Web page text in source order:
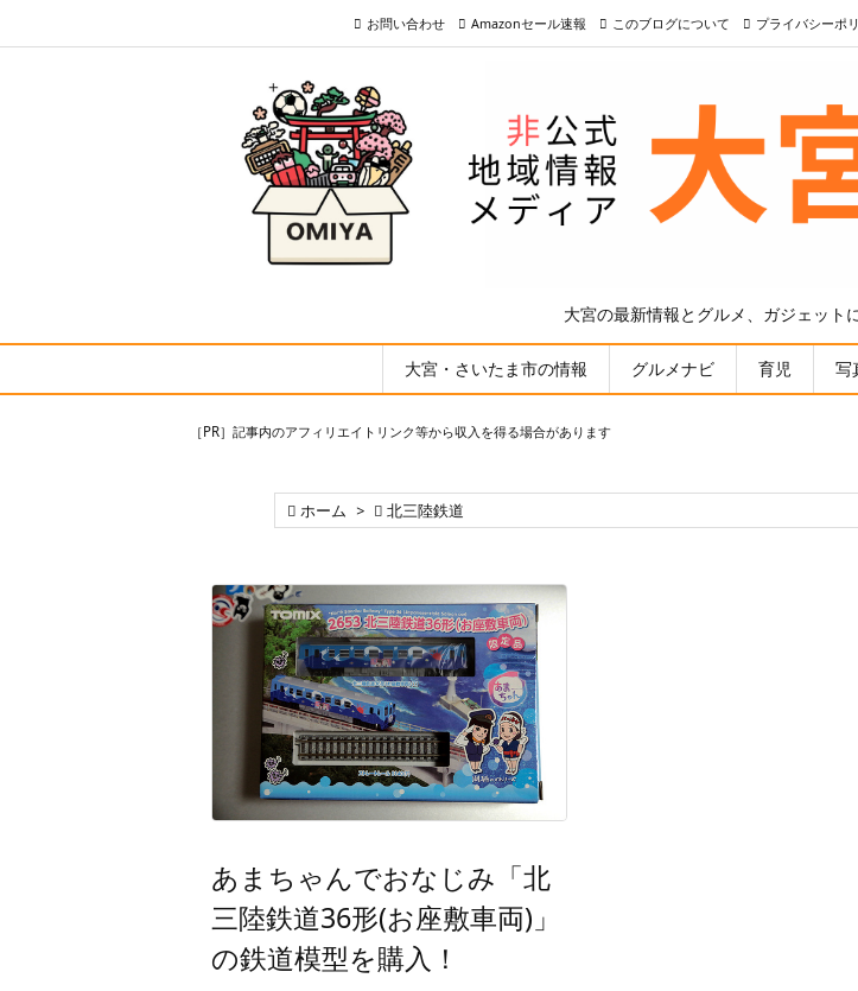
大宮の最新情報とグルメ、ガジェット
大宮・さいたま市の情報 グルメナビ 育児 写
お問い合わせ Amazonセール速報 このブログについて プライバシーポ
［PR］記事内のアフィリエイトリンク等から収入を得る場合があります
 ホーム >  北三陸鉄道
あまちゃんでおなじみ「北
三陸鉄道36形(お座敷車両)」
の鉄道模型を購入！